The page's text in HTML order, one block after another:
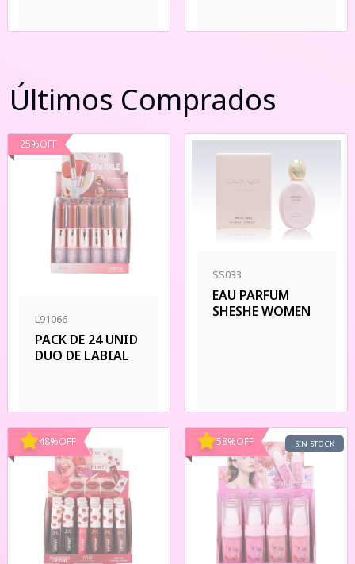
Últimos Comprados
25%OFF
L91066
PACK DE 24 UNID
DUO DE LABIAL
SS033
EAU PARFUM
SHESHE WOMEN
48%OFF 58%OFF SIN STOCK